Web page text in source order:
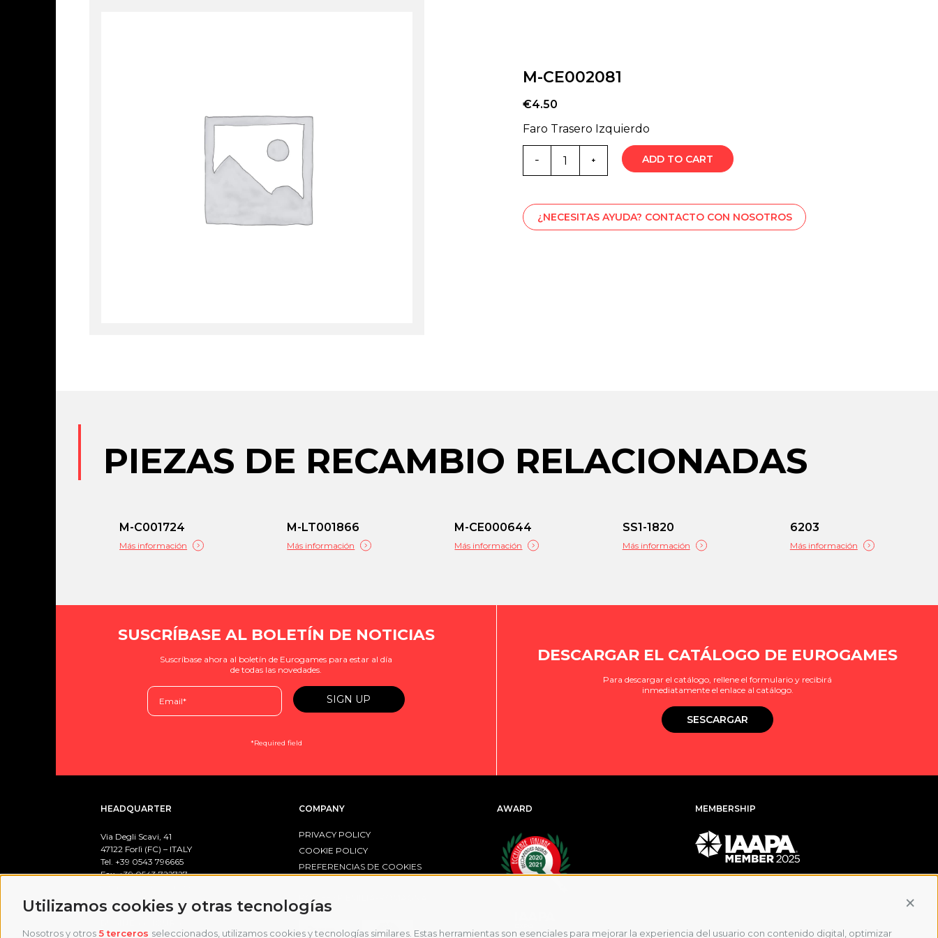
Utilizamos cookies y otras tecnologías
Nosotros y otros 5 terceros seleccionados, utilizamos cookies y tecnologías similares. Estas herramientas son esenciales para mejorar la experiencia del usuario con contenido digital, optimizar
M-CE002081
€4.50
Faro Trasero Izquierdo
de
M-
ADD TO CART
¿NECESITAS AYUDA? CONTACTO CON NOSOTROS
PIEZAS DE RECAMBIO RELACIONADAS
M-C001724
Más información
M-LT001866
Más información
M-CE000644
Más información
SS1-1820
Más información
6203
Más información
SUSCRÍBASE AL BOLETÍN DE NOTICIAS
Suscríbase ahora al boletín de Eurogames para estar al día
de todas las novedades.
*Required field
DESCARGAR EL CATÁLOGO DE EUROGAMES
Para descargar el catálogo, rellene el formulario y recibirá
inmediatamente el enlace al catálogo.
SESCARGAR
HEADQUARTER
Via Degli Scavi, 41
47122 Forlì (FC) – ITALY
Tel. +39 0543 796665
Fax. +39 0543 722727
COMPANY
PRIVACY POLICY
COOKIE POLICY
PREFERENCIAS DE COOKIES
POR FESR EMILIA-ROMAGNA
AWARD MEMBERSHIP